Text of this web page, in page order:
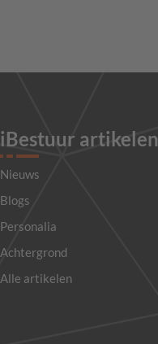
iBestuur artikelen
Nieuws
Blogs
Personalia
Achtergrond
Alle artikelen